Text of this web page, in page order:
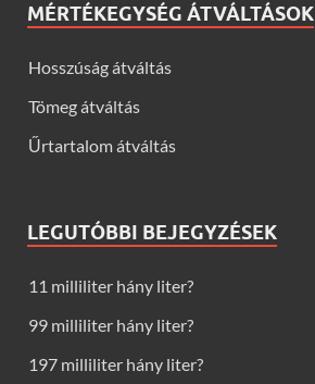
MÉRTÉKEGYSÉG ÁTVÁLTÁSOK
Hosszúság átváltás
Tömeg átváltás
Űrtartalom átváltás
LEGUTÓBBI BEJEGYZÉSEK
11 milliliter hány liter?
99 milliliter hány liter?
197 milliliter hány liter?